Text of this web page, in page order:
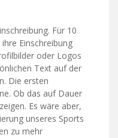
Für 10
Einschreibung
oder Logos
Text auf der
Die ersten
Ob das auf Dauer
Es wäre aber,
unseres Sports
zu mehr